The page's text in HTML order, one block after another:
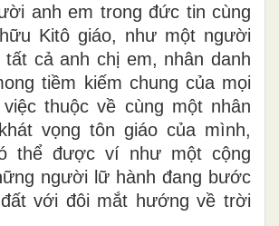
anh em trong đức tin cùng
Kitô giáo, như một người
cả anh chị em, nhân danh
tiềm kiếm chung của mọi
thuộc về cùng một nhân
vọng tôn giáo của mình,
thể được ví như một cộng
người lữ hành đang bước
với đôi mắt hướng về trời